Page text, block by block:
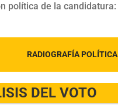
política de la candidatura:
RADIOGRAFÍA POLÍTICA
DEL VOTO